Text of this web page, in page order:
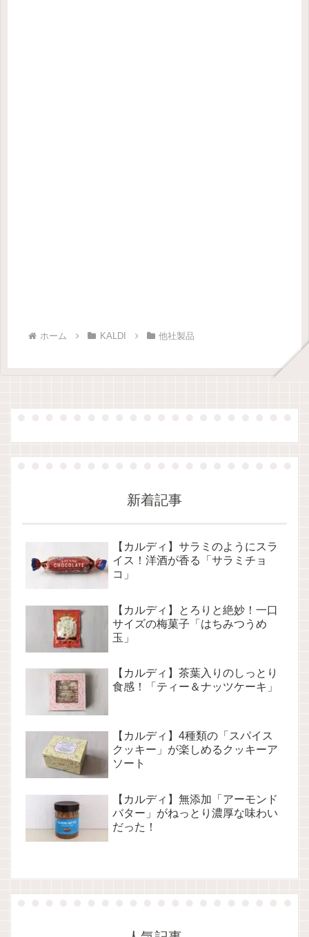
ホーム KALDI 他社製品
新着記事
【カルディ】サラミのようにスラ
イス！洋酒が香る「サラミチョ
コ」
【カルディ】とろりと絶妙！一口
サイズの梅菓子「はちみつうめ
玉」
【カルディ】茶葉入りのしっとり
食感！「ティー＆ナッツケーキ」
【カルディ】4種類の「スパイス
クッキー」が楽しめるクッキーア
ソート
【カルディ】無添加「アーモンド
バター」がねっとり濃厚な味わい
だった！